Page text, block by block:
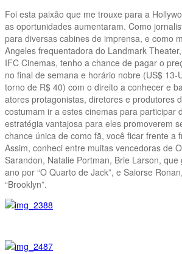
Foi esta paixão que me trouxe para a
as oportunidades aumentaram. Como
para diversas cabines de imprensa, e como
Angeles frequentadora do Landmark
IFC Cinemas, tenho a chance de pagar o
no final de semana e horário nobre (US$ 13-
torno de R$ 40) com o direito a conhecer e
atores protagonistas, diretores e produtores
costumam ir a estes cinemas para participar
estratégia vantajosa para eles promoverem
chance única de como fã, você ficar frente a
Assim, conheci entre muitas vencedoras de
Sarandon, Natalie Portman, Brie Larson,
ano por “O Quarto de Jack”, e Saiorse
“Brooklyn”.